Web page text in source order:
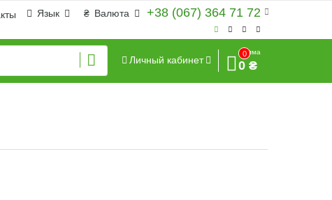
+38 (067) 364 71 72
₴ Валюта
Язык
Личный кабинет
0
Сумма
0 ₴